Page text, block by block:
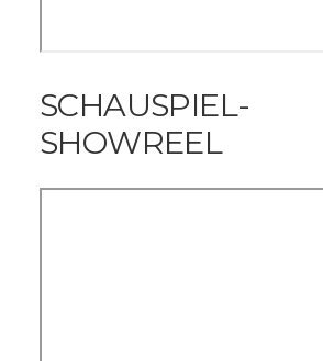
SCHAUSPIEL-
SHOWREEL